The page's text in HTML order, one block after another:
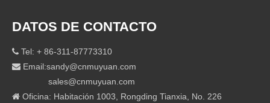
DATOS DE CONTACTO
 Tel: + 86-311-87773310
 Email:sandy@cnmuyuan.com
sales@cnmuyuan.com
 Oficina: Habitación 1003, Rongding Tianxia, ​​No. 226